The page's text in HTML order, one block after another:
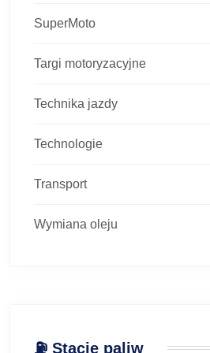
SuperMoto
Targi motoryzacyjne
Technika jazdy
Technologie
Transport
Wymiana oleju
⛽ Stacje paliw